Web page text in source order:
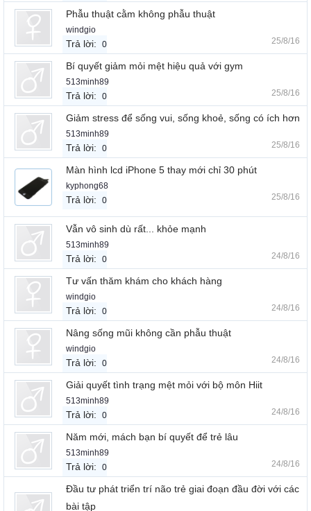
Phẫu thuật cằm không phẫu thuật
windgio
Trả lời: 0 25/8/16
Bí quyết giảm mỏi mệt hiệu quả với gym
513minh89
Trả lời: 0 25/8/16
Giảm stress để sống vui, sống khoẻ, sống có ích hơn
513minh89
Trả lời: 0 25/8/16
Màn hình lcd iPhone 5 thay mới chỉ 30 phút
kyphong68
Trả lời: 0 25/8/16
Vẫn vô sinh dù rất... khỏe mạnh
513minh89
Trả lời: 0 24/8/16
Tư vấn thăm khám cho khách hàng
windgio
Trả lời: 0 24/8/16
Nâng sống mũi không cần phẫu thuật
windgio
Trả lời: 0 24/8/16
Giải quyết tình trạng mệt mỏi với bộ môn Hiit
513minh89
Trả lời: 0 24/8/16
Năm mới, mách bạn bí quyết để trẻ lâu
513minh89
Trả lời: 0 24/8/16
Đầu tư phát triển trí não trẻ giai đoạn đầu đời với các
bài tập